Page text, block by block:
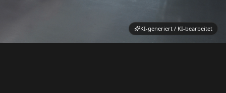
KI-generiert / KI-bearbeitet